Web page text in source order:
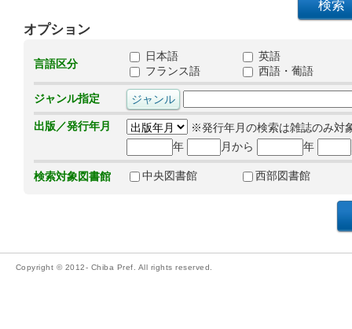
オプション
言語区分
日本語
英語
フランス語
西語・葡語
ジャンル指定
出版／発行年月
※発行年月の検索は雑誌のみ対
年
月から 年
検索対象図書館 中央図書館 西部図書館
Copyright © 2012- Chiba Pref. All rights reserved.